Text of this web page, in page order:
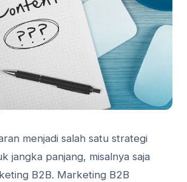
menjadi salah satu strategi
jangka panjang, misalnya saja
B2B. Marketing B2B